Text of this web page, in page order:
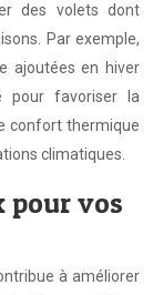
des volets dont
Par exemple,
ajoutées en hiver
pour favoriser la
confort thermique
climatiques.
pour vos
à améliorer